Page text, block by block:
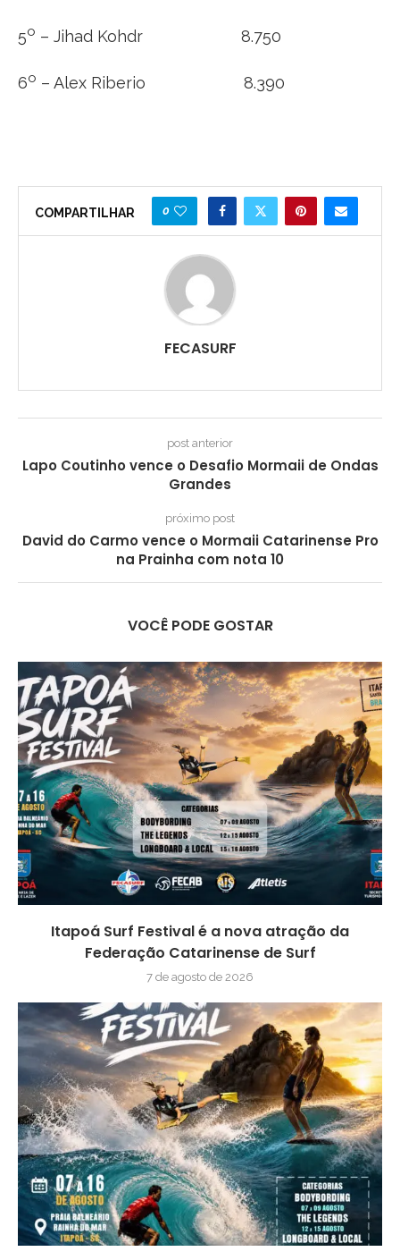
5o – Jihad Kohdr 8.750
6o – Alex Riberio 8.390
COMPARTILHAR 0
FECASURF
post anterior
Lapo Coutinho vence o Desafio Mormaii de Ondas
Grandes
próximo post
David do Carmo vence o Mormaii Catarinense Pro
na Prainha com nota 10
VOCÊ PODE GOSTAR
Itapoá Surf Festival é a nova atração da
Federação Catarinense de Surf
7 de agosto de 2026